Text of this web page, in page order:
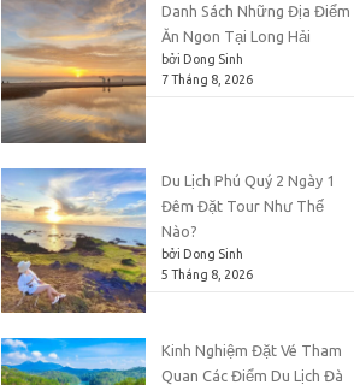
Danh Sách Những Địa Điểm
Ăn Ngon Tại Long Hải
bởi Dong Sinh
7 Tháng 8, 2026
Du Lịch Phú Quý 2 Ngày 1
Đêm Đặt Tour Như Thế
Nào?
bởi Dong Sinh
5 Tháng 8, 2026
Kinh Nghiệm Đặt Vé Tham
Quan Các Điểm Du Lịch Đà